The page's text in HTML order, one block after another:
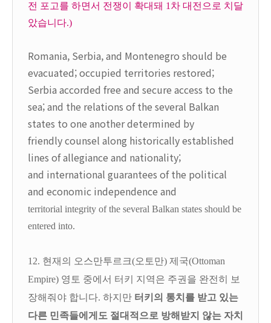
전 포고를 하면서 전쟁이 확대돼 1차 대전으로 치달
았습니다.)
Romania, Serbia, and Montenegro should be
evacuated; occupied territories restored;
Serbia accorded free and secure access to the
sea; and the relations of the several Balkan
states to one another determined by
friendly counsel along historically established
lines of allegiance and nationality;
and international guarantees of the political
and economic independence and
territorial integrity of the several Balkan states should be
entered into.
12. 현재의 오스만투르크(오토만) 제국(Ottoman
Empire) 영토 중에서 터키 지역은 주권을 완전히 보
장해줘야 합니다. 하지만 터키의 통치를 받고 있는
다른 민족들에게도 절대적으로 방해받지 않는 자치